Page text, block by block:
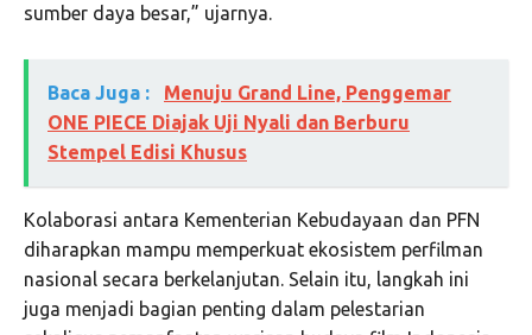
sumber daya besar,” ujarnya.
Baca Juga :
Menuju Grand Line, Penggemar
ONE PIECE Diajak Uji Nyali dan Berburu
Stempel Edisi Khusus
Kolaborasi antara Kementerian Kebudayaan dan PFN
diharapkan mampu memperkuat ekosistem perfilman
nasional secara berkelanjutan. Selain itu, langkah ini
juga menjadi bagian penting dalam pelestarian